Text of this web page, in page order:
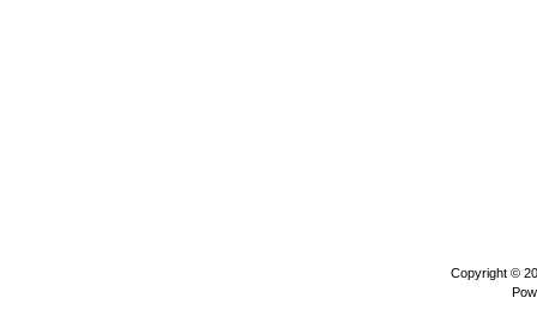
Copyright ©